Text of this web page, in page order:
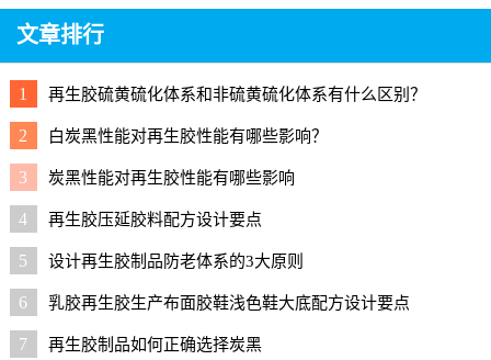
文章排行
1 再生胶硫黄硫化体系和非硫黄硫化体系有什么区别？
2 白炭黑性能对再生胶性能有哪些影响？
3 炭黑性能对再生胶性能有哪些影响
4 再生胶压延胶料配方设计要点
5 设计再生胶制品防老体系的3大原则
6 乳胶再生胶生产布面胶鞋浅色鞋大底配方设计要点
7 再生胶制品如何正确选择炭黑